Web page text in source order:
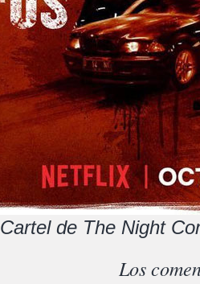
Cartel de The Night
Los